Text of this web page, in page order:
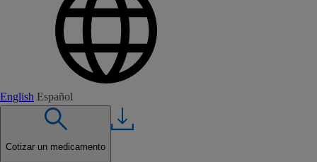
English Español
Cotizar un medicamento